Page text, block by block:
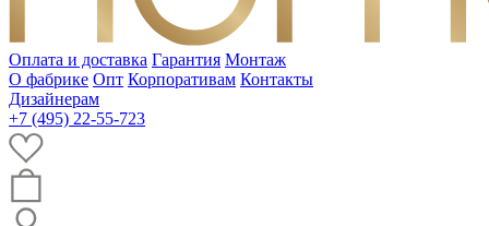
Оплата и доставка Гарантия Монтаж
О фабрике Опт Корпоративам Контакты
Дизайнерам
+7 (495) 22-55-723